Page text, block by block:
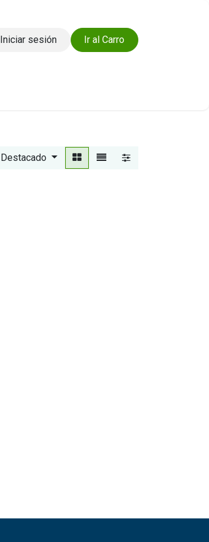
Iniciar sesión Ir al Carro
Destacado